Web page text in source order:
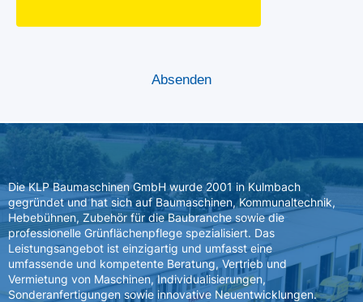
Die KLP Baumaschinen GmbH wurde 2001 in Kulmbach
gegründet und hat sich auf Baumaschinen, Kommunaltechnik,
Hebebühnen, Zubehör für die Baubranche sowie die
professionelle Grünflächenpflege spezialisiert. Das
Leistungsangebot ist einzigartig und umfasst eine
umfassende und kompetente Beratung, Vertrieb und
Vermietung von Maschinen, Individualisierungen,
Sonderanfertigungen sowie innovative Neuentwicklungen.